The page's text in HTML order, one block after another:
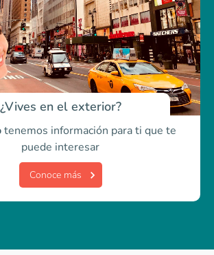
¿Vives en el exterior?
tenemos información para ti que te
puede interesar
Conoce más